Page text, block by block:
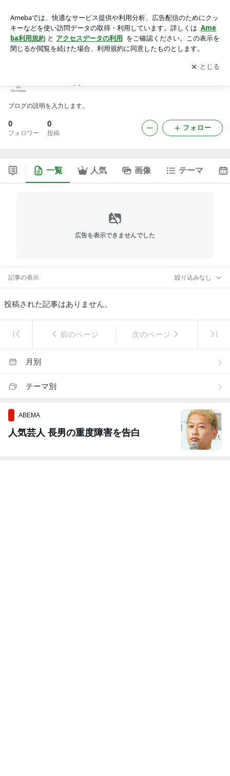
アプリをダウンロードして ブログの更新通知
を受け取りまし
ょう。
開く
ブログの説明を入力します。
0
フォロワー
0
投稿
フォロー
一覧 人気 画像 テーマ
広告を表示できませんでした
記事の表示 絞り込みなし
投稿された記事はありません。
前のページ 次のページ
月別
テーマ別
ABEMA
人気芸人 長男の重度障害を告白